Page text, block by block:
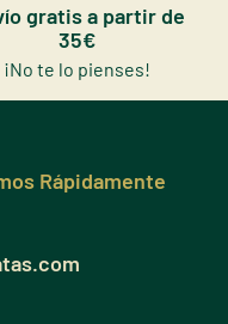
gratis a partir de
35€
¡No te lo pienses!
Rápidamente